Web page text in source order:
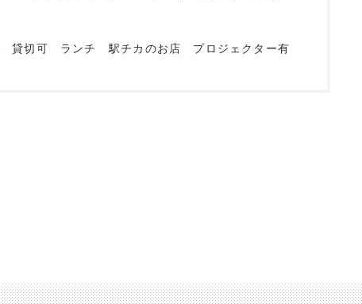
貸切可 ランチ 駅チカのお店
プロジェクター有